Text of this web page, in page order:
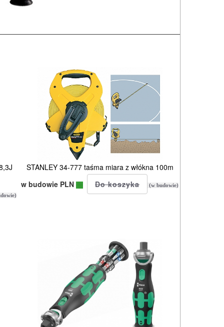
STANLEY 34-777 taśma miara z włókna 100m
w budowie PLN
(w budowie)